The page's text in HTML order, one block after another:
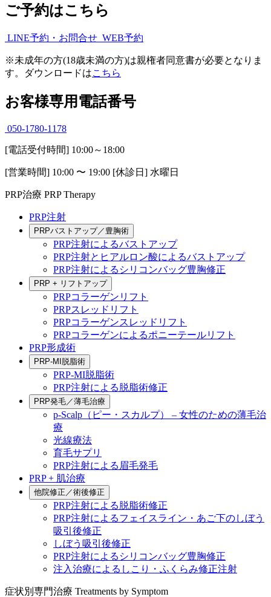
ご予約はこちら
LINE予約・お問合せ WEB予約
※未成年の方(18歳未満の方)は親権者同意書が必要となりま
す。ダウンロードはこちら
お客様専用電話番号
050-1780-1178
[電話受付時間] 10:00～18:00
[営業時間] 10:00 〜 19:00 [休診日] 水曜日
PRP治療 PRP Therapy
PRP注射
PRPバストアップ／豊胸術
PRP注射によるバストアップ
PRP注射とヒアルロン酸によるバストアップ
PRP注射によるシリコンバッグ豊胸修正
PRP + リフトアップ
PRPコラーゲンリフト
PRPスレッドリフト
PRPコラーゲンスレッドリフト
PRPコラーゲンによるポニーテールリフト
PRP形成術
PRP-MI脱脂術
PRP-MI脱脂術
PRP注射による脱脂術修正
PRP発毛／薄毛治療
p-Scalp（ピー・スカルプ） – 女性のための薄毛治
療
光線療法
育毛サプリ
PRP注射による眉毛発毛
PRP + 肌治療
他院修正／術後修正
PRP注射による脱脂術修正
PRP注射によるフェイスライン・あご下のしぼう
吸引後修正
しぼう吸引後修正
PRP注射によるシリコンバッグ豊胸修正
注入治療によるしこり・ふくらみ修正注射
症状別専門治療 Treatments by Symptom